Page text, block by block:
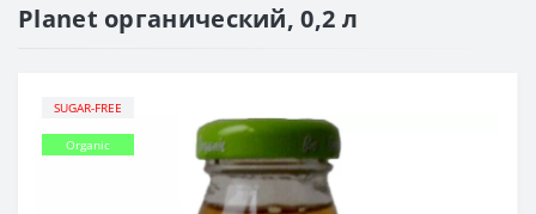
Planet органический, 0,2 л
SUGAR-FREE
Organic